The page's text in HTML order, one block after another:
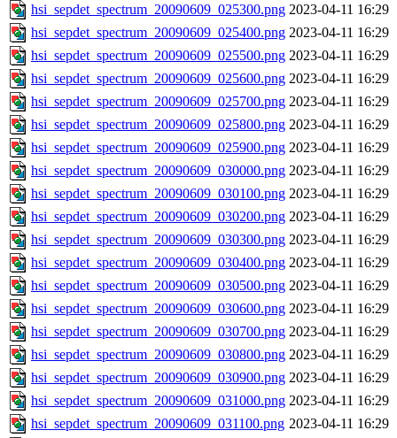
hsi_sepdet_spectrum_20090609_025300.png 2023-04-11 16:29
hsi_sepdet_spectrum_20090609_025400.png 2023-04-11 16:29
hsi_sepdet_spectrum_20090609_025500.png 2023-04-11 16:29
hsi_sepdet_spectrum_20090609_025600.png 2023-04-11 16:29
hsi_sepdet_spectrum_20090609_025700.png 2023-04-11 16:29
hsi_sepdet_spectrum_20090609_025800.png 2023-04-11 16:29
hsi_sepdet_spectrum_20090609_025900.png 2023-04-11 16:29
hsi_sepdet_spectrum_20090609_030000.png 2023-04-11 16:29
hsi_sepdet_spectrum_20090609_030100.png 2023-04-11 16:29
hsi_sepdet_spectrum_20090609_030200.png 2023-04-11 16:29
hsi_sepdet_spectrum_20090609_030300.png 2023-04-11 16:29
hsi_sepdet_spectrum_20090609_030400.png 2023-04-11 16:29
hsi_sepdet_spectrum_20090609_030500.png 2023-04-11 16:29
hsi_sepdet_spectrum_20090609_030600.png 2023-04-11 16:29
hsi_sepdet_spectrum_20090609_030700.png 2023-04-11 16:29
hsi_sepdet_spectrum_20090609_030800.png 2023-04-11 16:29
hsi_sepdet_spectrum_20090609_030900.png 2023-04-11 16:29
hsi_sepdet_spectrum_20090609_031000.png 2023-04-11 16:29
hsi_sepdet_spectrum_20090609_031100.png 2023-04-11 16:29